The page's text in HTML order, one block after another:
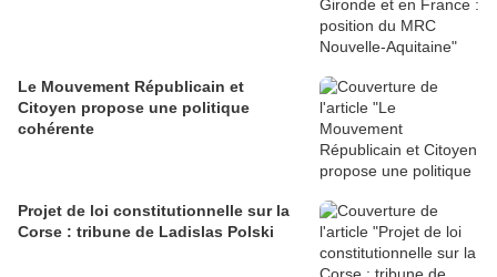
Le Mouvement Républicain et
Citoyen propose une politique
cohérente
Projet de loi constitutionnelle sur la
Corse : tribune de Ladislas Polski